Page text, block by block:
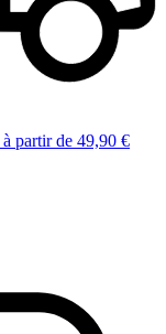
à partir de 49,90 €